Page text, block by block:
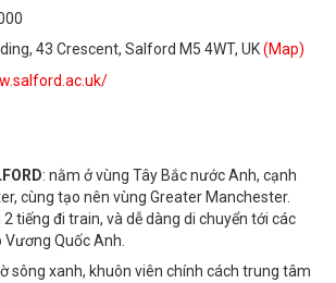
43 Crescent, Salford M5 4WT, UK(Map)
: nằm ở vùng Tây Bắc nước Anh, cạnh
cùng tạo nên vùng Greater Manchester.
tiếng đi train, và dễ dàng di chuyển tới các
Quốc Anh.
sông xanh, khuôn viên chính cách trung tâm